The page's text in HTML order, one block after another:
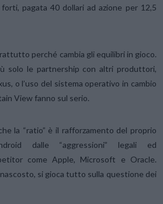
forti, pagata 40 dollari ad azione per 12,5
perché cambia gli equilibri in gioco.
solo le partnership con altri produttori,
o l’uso del sistema operativo in cambio
View fanno sul serio.
la “ratio” è il rafforzamento del proprio
dalle “aggressioni” legali ed
come Apple, Microsoft e Oracle.
si gioca tutto sulla questione dei